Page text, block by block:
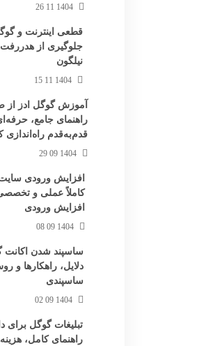
1404 11 26
قطعی اینترنت و
جلوگیری از هدررفت
نیلگون
1404 11 15
آموزش گوگل ادز از
راهنمای جامع،
قدم‌به‌قدم راه‌اندازی
1404 09 29
کاملاً عملی و
افزایش ورودی
1404 09 08
ساسپند شدن اکانت
دلایل، راهکارها و
ساسپندی
1404 09 02
راهنمای کامل،